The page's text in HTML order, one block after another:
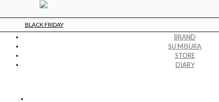
BLACK FRIDAY
BRAND
SU MISURA
STORE
DIARY